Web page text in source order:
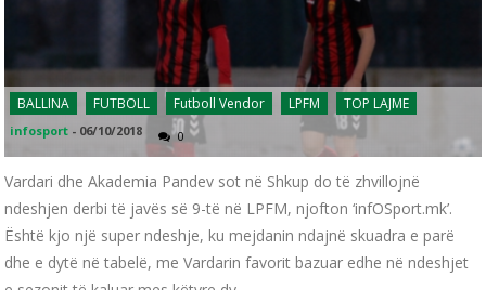
BALLINA FUTBOLL Futboll Vendor LPFM TOP LAJME
infosport - 06/10/2018 0
Vardari dhe Akademia Pandev sot në Shkup do të zhvillojnë
ndeshjen derbi të javës së 9-të në LPFM, njofton ‘infOSport.mk’.
Është kjo një super ndeshje, ku mejdanin ndajnë skuadra e parë
dhe e dytë në tabelë, me Vardarin favorit bazuar edhe në ndeshjet